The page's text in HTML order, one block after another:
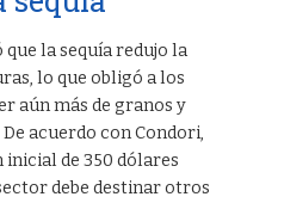
la sequía redujo la
lo que obligó a los
aún más de granos y
acuerdo con Condori,
inicial de 350 dólares
debe destinar otros